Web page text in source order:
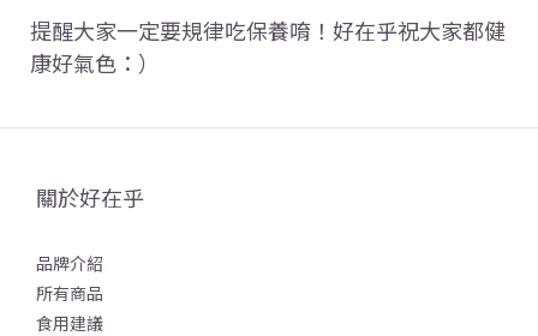
提醒大家一定要規律吃保養唷！好在乎祝大家都健
康好氣色：）
關於好在乎
品牌介紹
所有商品
食用建議